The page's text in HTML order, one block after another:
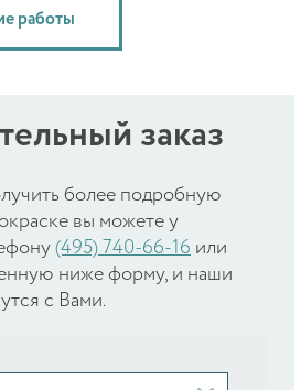
работы
заказ
более подробную
вы можете у
(495) 740-66-16 или
ниже форму, и наши
с Вами.